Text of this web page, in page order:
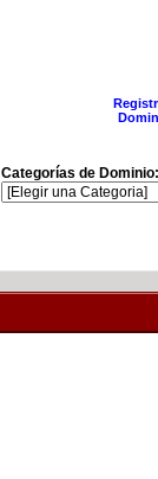
Categorías de Dominio: